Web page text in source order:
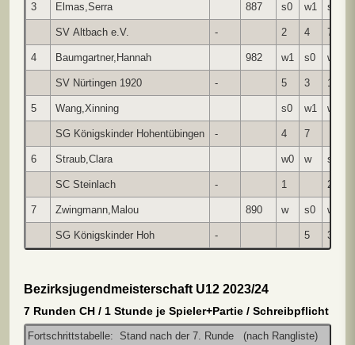
3 Elmas,Serra 887 s0 w1 s1
SV Altbach e.V. - 2 4 7
4 Baumgartner,Hannah 982 w1 s0 w0
SV Nürtingen 1920 - 5 3 1
5 Wang,Xinning s0 w1 w
SG Königskinder Hohentübingen - 4 7
6 Straub,Clara w0 w s½
SC Steinlach - 1 2
7 Zwingmann,Malou 890 w s0 w0
SG Königskinder Hoh - 5 3
Bezirksjugendmeisterschaft U12 2023/24
7 Runden CH / 1 Stunde je Spieler+Partie / Schreibpflicht
Fortschrittstabelle: Stand nach der 7. Runde (nach Rangliste)